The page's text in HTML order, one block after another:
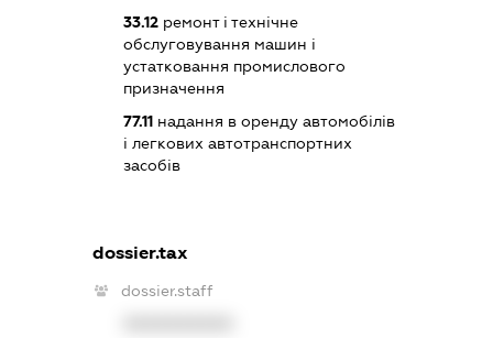
33.12ремонт і технічне
обслуговування машин і
устатковання промислового
призначення
77.11надання в оренду автомобілів
і легкових автотранспортних
засобів
dossier.tax
dossier.staff